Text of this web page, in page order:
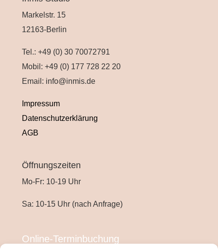
i
v
e
Markelstr. 15
12163-Berlin
Tel.: +49 (0) 30 70072791
Mobil: +49 (0) 177 728 22 20
Email: info@inmis.de
Impressum
Datenschutzerklärung
AGB
Öffnungszeiten
Mo-Fr: 10-19 Uhr
Sa: 10-15 Uhr (nach Anfrage)
Online-Terminbuchung